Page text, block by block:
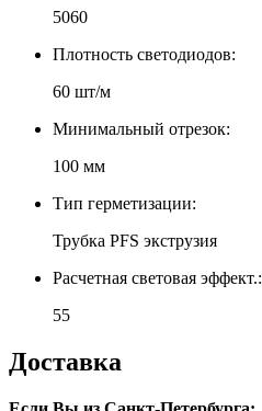
5060
Плотность светодиодов:
60 шт/м
Минимальный отрезок:
100 мм
Тип герметизации:
Трубка PFS экструзия
Расчетная световая эффект.:
55
Доставка